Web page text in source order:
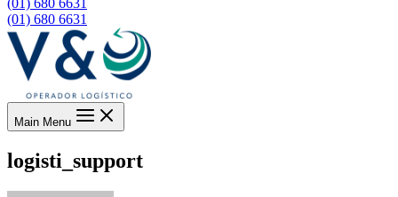
(01) 680 6631
(01) 680 6631
Main Menu
logisti_support